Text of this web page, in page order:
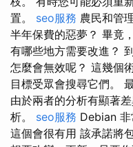
置。 seo服務 農民和管
半年保費的惡夢？ 畢竟
有哪些地方需要改進？
怎麼會無效呢？ 這幾個
目標受眾會搜尋它們。
由於兩者的分析有顯著
析。 seo服務 Debian
這個會很有用 該承諾將